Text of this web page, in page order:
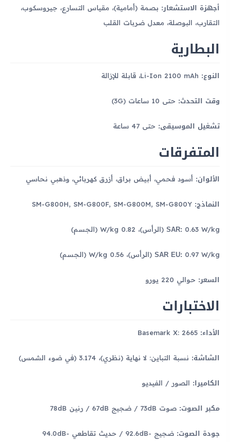
أجهزة الاستشعار: بصمة (أمامية)، مقياس التسارع، جيروسكوب،
التقارب، البوصلة، معدل ضربات القلب
البطارية
النوع:
وقت التحدث: حتى 10 ساعات (3G)
تشغيل الموسيقى: حتى 47 ساعة
المتفرقات
الألوان: أسود فحمي، أبيض براق، أزرق كهربائي، وذهبي نحاسي
النماذج:
SAR: 0.63 W/kg (الرأس)، 0.82 W/kg (الجسم)
SAR EU: 0.97 W/kg (الرأس)، 0.56 W/kg (الجسم)
السعر: حوالي 220 يورو
الاختبارات
الأداء:
الشاشة: نسبة التباين: لا نهاية (نظري)، 3.174 (في ضوء الشمس)
الكاميرا: الصور / الفيديو
مكبر الصوت: صوت 73dB / ضجيج 67dB / رنين 78dB
جودة الصوت: ضجيج -92.6dB / حديث تقاطعي -94.0dB